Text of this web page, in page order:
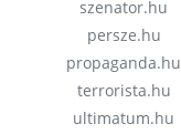
szenator.hu
persze.hu
propaganda.hu
terrorista.hu
ultimatum.hu